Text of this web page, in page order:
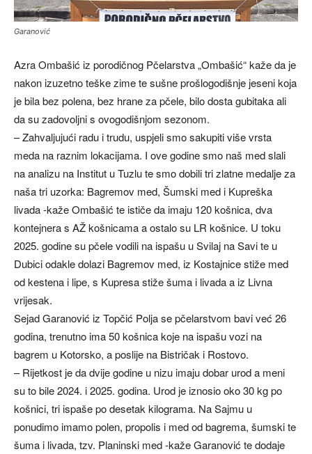
Garanović
Azra Ombašić iz porodičnog Pčelarstva „Ombašić“ kaže da je
nakon izuzetno teške zime te sušne prošlogodišnje jeseni koja
je bila bez polena, bez hrane za pčele, bilo dosta gubitaka ali
da su zadovoljni s ovogodišnjom sezonom.
– Zahvaljujući radu i trudu, uspjeli smo sakupiti više vrsta
meda na raznim lokacijama. I ove godine smo naš med slali
na analizu na Institut u Tuzlu te smo dobili tri zlatne medalje za
naša tri uzorka: Bagremov med, Šumski med i Kupreška
livada -kaže Ombašić te ističe da imaju 120 košnica, dva
kontejnera s AŽ košnicama a ostalo su LR košnice. U toku
2025. godine su pčele vodili na ispašu u Svilaj na Savi te u
Dubici odakle dolazi Bagremov med, iz Kostajnice stiže med
od kestena i lipe, s Kupresa stiže šuma i livada a iz Livna
vrijesak.
Sejad Garanović iz Topčić Polja se pčelarstvom bavi već 26
godina, trenutno ima 50 košnica koje na ispašu vozi na
bagrem u Kotorsko, a poslije na Bistričak i Rostovo.
– Rijetkost je da dvije godine u nizu imaju dobar urod a meni
su to bile 2024. i 2025. godina. Urod je iznosio oko 30 kg po
košnici, tri ispaše po desetak kilograma. Na Sajmu u
ponudimo imamo polen, propolis i med od bagrema, šumski te
šuma i livada, tzv. Planinski med -kaže Garanović te dodaje